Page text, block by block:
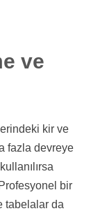
ve
kir ve
fazla devreye
bir
tabelalar da